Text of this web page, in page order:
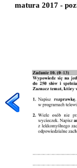
matura 2017 -